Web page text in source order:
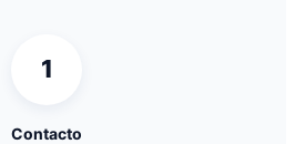
1
Contacto